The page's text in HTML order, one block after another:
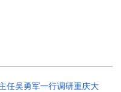
任吴勇军一行调研重庆大